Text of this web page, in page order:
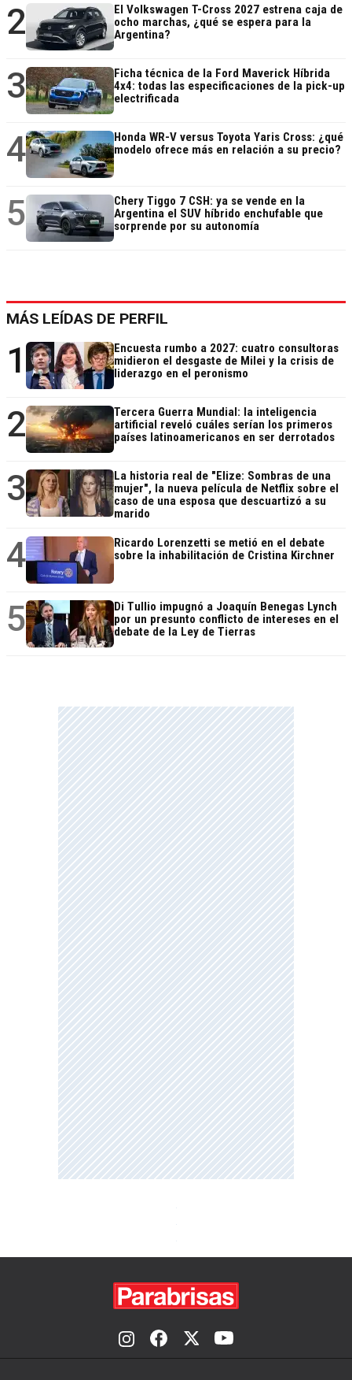
2
El Volkswagen T-Cross 2027 estrena caja de
ocho marchas, ¿qué se espera para la
Argentina?
3
Ficha técnica de la Ford Maverick Híbrida
4x4: todas las especificaciones de la pick-up
electrificada
4
Honda WR-V versus Toyota Yaris Cross: ¿qué
modelo ofrece más en relación a su precio?
5
Chery Tiggo 7 CSH: ya se vende en la
Argentina el SUV híbrido enchufable que
sorprende por su autonomía
MÁS LEÍDAS DE PERFIL
1
Encuesta rumbo a 2027: cuatro consultoras
midieron el desgaste de Milei y la crisis de
liderazgo en el peronismo
2
Tercera Guerra Mundial: la inteligencia
artificial reveló cuáles serían los primeros
países latinoamericanos en ser derrotados
3
La historia real de "Elize: Sombras de una
mujer", la nueva película de Netflix sobre el
caso de una esposa que descuartizó a su
marido
4
Ricardo Lorenzetti se metió en el debate
sobre la inhabilitación de Cristina Kirchner
5
Di Tullio impugnó a Joaquín Benegas Lynch
por un presunto conflicto de intereses en el
debate de la Ley de Tierras